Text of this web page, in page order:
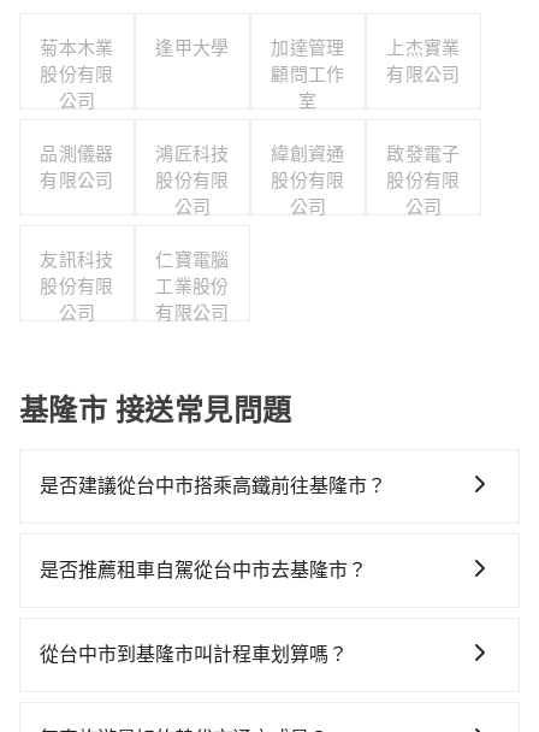
菊本木業
股份有限
公司
逢甲大學
加達管理
顧問工作
室
上杰實業
有限公司
品測儀器
有限公司
鴻匠科技
股份有限
公司
緯創資通
股份有限
公司
啟發電子
股份有限
公司
友訊科技
股份有限
公司
仁寶電腦
工業股份
有限公司
基隆市 接送常見問題
是否建議從台中市搭乘高鐵前往基隆市？
較貴、費時！從最早06:05一直到23:03，台中-南港一天
20分鐘。抵達高鐵站後，步行進站、現場購票並於月台
是否推薦租車自駕從台中市去基隆市？
時不需要閉目養神（因為要自己開車），最重要的是你
從台中市到基隆市叫計程車划算嗎？